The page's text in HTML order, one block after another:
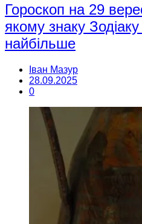
Гороскоп на 29
якому знаку
найбільше
Іван Мазур
28.09.2025
0